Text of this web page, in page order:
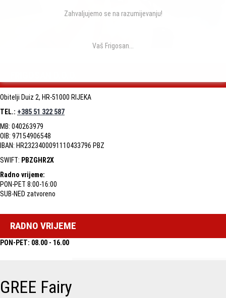
Obitelji Duiz 2, HR-51000 RIJEKA
TEL.: +385 51 322 587
MB: 040263979
OIB: 97154906548
IBAN: HR2323400091110433796 PBZ
SWIFT: PBZGHR2X
Radno vrijeme:
PON-PET 8:00-16:00
SUB-NED zatvoreno
RADNO VRIJEME
PON-PET: 08.00 - 16.00
GREE Fairy
Zahvaljujemo se na razumijevanju!
Vaš Frigosan...